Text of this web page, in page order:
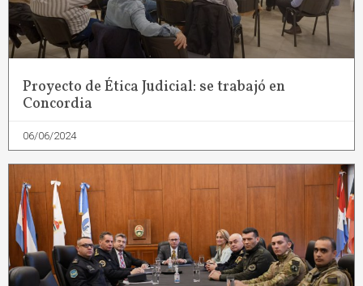
Proyecto de Ética Judicial: se trabajó en
Concordia
06/06/2024